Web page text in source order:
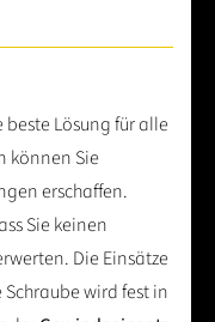
Lösung für alle
können Sie
erschaffen.
Sie keinen
Die Einsätze
wird fest in